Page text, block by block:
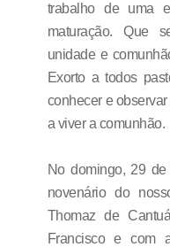
trabalho de uma
maturação. Que
unidade e
Exorto a todos
conhecer e
a viver a comunhão.
No domingo, 29
novenário do
Thomaz de
Francisco e com